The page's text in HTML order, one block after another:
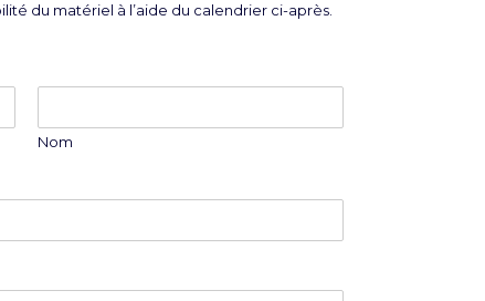
du matériel à l’aide du calendrier ci-après.
Nom